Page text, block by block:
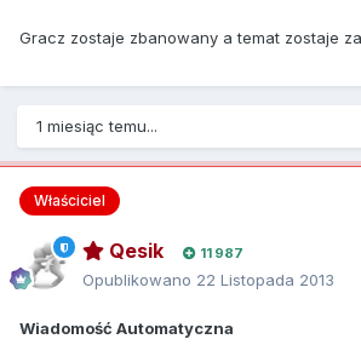
Gracz zostaje zbanowany a temat zostaje
1 miesiąc temu...
Właściciel
Qesik 11 987
Opublikowano 22 Listopada 2013
Wiadomość Automatyczna